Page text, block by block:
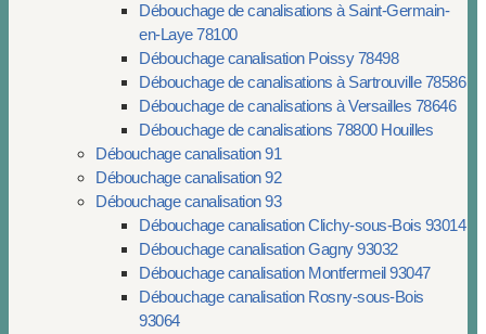
Débouchage de canalisations à Saint-Germain-
en-Laye 78100
Débouchage canalisation Poissy 78498
Débouchage de canalisations à Sartrouville 78586
Débouchage de canalisations à Versailles 78646
Débouchage de canalisations 78800 Houilles
Débouchage canalisation 91
Débouchage canalisation 92
Débouchage canalisation 93
Débouchage canalisation Clichy-sous-Bois 93014
Débouchage canalisation Gagny 93032
Débouchage canalisation Montfermeil 93047
Débouchage canalisation Rosny-sous-Bois
93064